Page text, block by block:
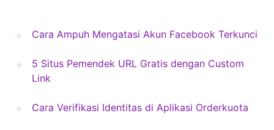
Cara Ampuh Mengatasi Akun Facebook Terkunci
5 Situs Pemendek URL Gratis dengan Custom
Link
Cara Verifikasi Identitas di Aplikasi Orderkuota